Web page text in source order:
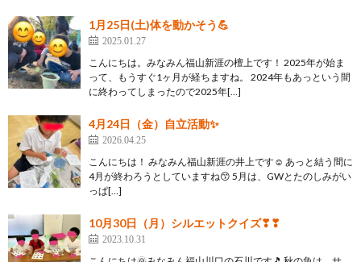
1月25日(土)体を動かそう💪
2025.01.27
こんにちは。みなみん福山新涯の檀上です！ 2025年が始ま
って、もうすぐ1ヶ月が経ちますね。 2024年もあっという間
に終わってしまったので2025年[…]
4月24日（金）自立活動✨
2026.04.25
こんにちは！ みなみん福山新涯の井上です☺ あっと結う間に
4月が終わろうとしていますね😙 5月は、GWとたのしみがい
っぱ[…]
10月30日（月）シルエットクイズ❣❣
2023.10.31